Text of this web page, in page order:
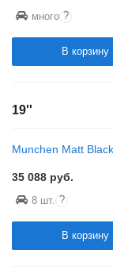
много ?
В корзину
19''
Munchen Matt
35 088 руб.
8 шт. ?
В корзину